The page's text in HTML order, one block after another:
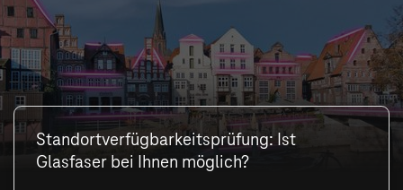
Standortverfügbarkeitsprüfung: Ist
Glasfaser bei Ihnen möglich?